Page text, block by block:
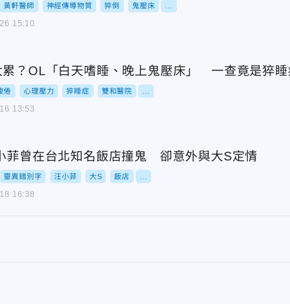
黃軒醫師 神經傳導物質 猝倒 鬼壓床
15:10
累？OL「白天嗜睡、晚上鬼壓床」 一查竟是猝
倦 心理壓力 猝睡症 雙和醫院
13:53
菲曾在台北知名飯店撞鬼 卻意外與大S定情
靈異錯別字 汪小菲 大S 飯店
16:38